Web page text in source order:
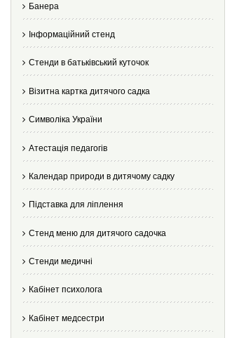
Банера
Інформаційний стенд
Стенди в батьківський куточок
Візитна картка дитячого садка
Cимволіка України
Атестація педагогів
Календар природи в дитячому садку
Підставка для ліплення
Стенд меню для дитячого садочка
Стенди медичні
Кабінет психолога
Кабінет медсестри